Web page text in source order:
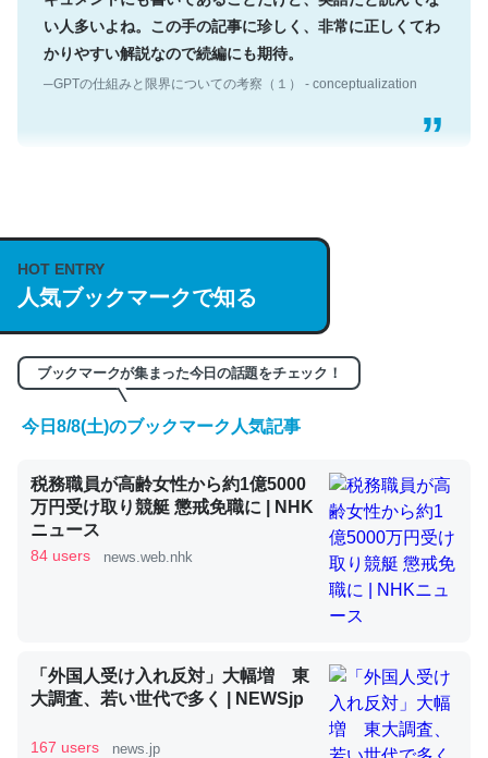
い人多いよね。この手の記事に珍しく、非常に正しくてわ
かりやすい解説なので続編にも期待。
─GPTの仕組みと限界についての考察（１） - conceptualization
説してる記事が少ないので貴重な良記事。/続編来た
https://isobe324649.hatenablog.com/entry/2023/03/27
/064121
─GPTの仕組みと限界についての考察（１） - conceptualization
くらい。小説でいう「ずっと前の伏線」は回収されないけ
ど、短期記憶というには多い分量。進化すればするほど分
かりやすく強くなりそう
─GPTの仕組みと限界についての考察（１） - conceptualization
昆虫ってカルシウム少ないのか。知らんかった。調べたら
コオロギのカルシウム分はエビの600分の1程度。
HOT ENTRY
人気ブックマークで知る
ブックマークが集まった今日の話題をチェック！
今日8/8(土)のブックマーク人気記事
税務職員が高齢女性から約1億5000
万円受け取り競艇 懲戒免職に | NHK
ニュース
84 users news.web.nhk
「外国人受け入れ反対」大幅増 東
大調査、若い世代で多く | NEWSjp
167 users news.jp